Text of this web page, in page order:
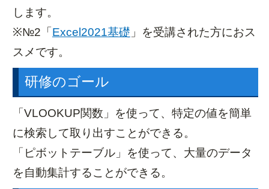
受講手続き
ガイドブック
メルマガ登録
アクセス
します。
※№2「 Excel2021基礎 」を受講された方におス
スメです。
研修のゴール
「VLOOKUP関数」を使って、特定の値を簡単
に検索して取り出すことができる。
「ピボットテーブル」を使って、大量のデータ
を自動集計することができる。